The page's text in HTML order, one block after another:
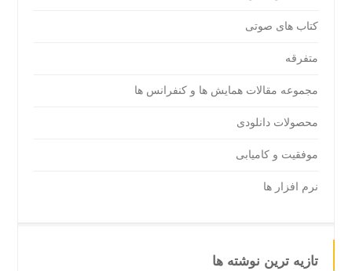
کتاب های صوتی
متفرقه
مجموعه مقالات همایش ها و کنفرانس ها
محصولات دانلودی
موفقیت و کامیابی
نرم افزار ها
تازیه ترین نوشته ها